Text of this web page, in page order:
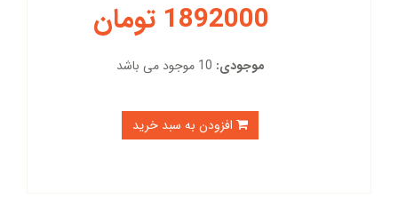
1892000 تومان
موجودی:
افزودن به سبد خرید